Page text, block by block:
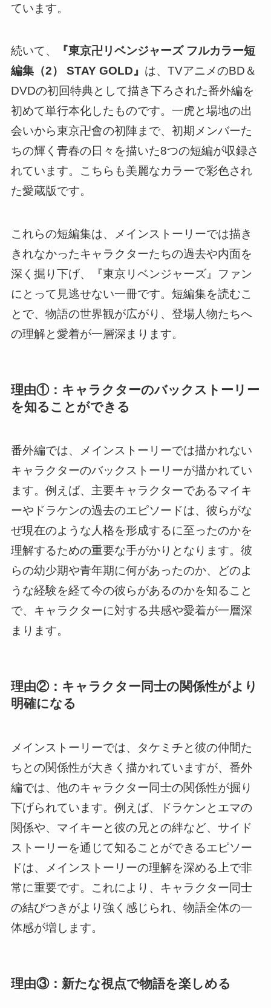
ています。
続いて、
『東京卍リベンジャーズ フルカラー短
編集（2） STAY GOLD』 は、TVアニメのBD＆
DVDの初回特典として描き下ろされた番外編を
初めて単行本化したものです。一虎と場地の出
会いから東京卍會の初陣まで、初期メンバーた
ちの輝く青春の日々を描いた8つの短編が収録さ
れています。こちらも美麗なカラーで彩色され
た愛蔵版です。
これらの短編集は、メインストーリーでは描き
きれなかったキャラクターたちの過去や内面を
深く掘り下げ、『東京リベンジャーズ』ファン
にとって見逃せない一冊です。短編集を読むこ
とで、物語の世界観が広がり、登場人物たちへ
の理解と愛着が一層深まります。
理由①：キャラクターのバックストーリー
を知ることができる
番外編では、メインストーリーでは描かれない
キャラクターのバックストーリーが描かれてい
ます。例えば、主要キャラクターであるマイキ
ーやドラケンの過去のエピソードは、彼らがな
ぜ現在のような人格を形成するに至ったのかを
理解するための重要な手がかりとなります。彼
らの幼少期や青年期に何があったのか、どのよ
うな経験を経て今の彼らがあるのかを知ること
で、キャラクターに対する共感や愛着が一層深
まります。
理由②：キャラクター同士の関係性がより
明確になる
メインストーリーでは、タケミチと彼の仲間た
ちとの関係性が大きく描かれていますが、番外
編では、他のキャラクター同士の関係性が掘り
下げられています。例えば、ドラケンとエマの
関係や、マイキーと彼の兄との絆など、サイド
ストーリーを通じて知ることができるエピソー
ドは、メインストーリーの理解を深める上で非
常に重要です。これにより、キャラクター同士
の結びつきがより強く感じられ、物語全体の一
体感が増します。
理由③：新たな視点で物語を楽しめる